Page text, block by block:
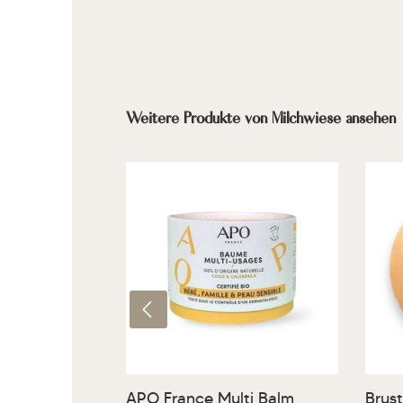
Produktgalerie überspringen
Weitere Produkte von Milchwiese ansehen
Produkt Anzahl: Gib den
APO France Multi Balm